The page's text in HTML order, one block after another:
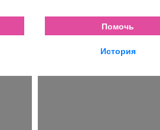
Помочь
История